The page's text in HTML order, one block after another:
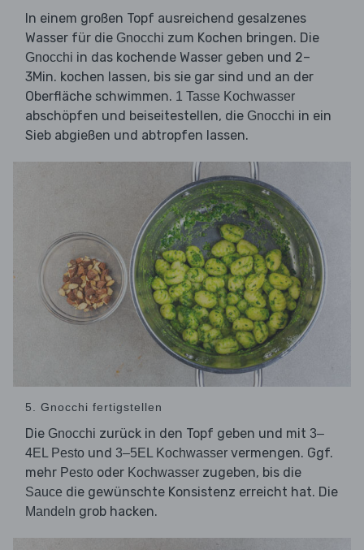
In einem großen Topf ausreichend gesalzenes
Wasser für die Gnocchi zum Kochen bringen. Die
Gnocchi in das kochende Wasser geben und 2–
3Min. kochen lassen, bis sie gar sind und an der
Oberfläche schwimmen. 1 Tasse Kochwasser
abschöpfen und beiseitestellen, die Gnocchi in ein
Sieb abgießen und abtropfen lassen.
5. Gnocchi fertigstellen
Die Gnocchi zurück in den Topf geben und mit 3–
4EL Pesto und 3–5EL Kochwasser vermengen. Ggf.
mehr Pesto oder Kochwasser zugeben, bis die
Sauce die gewünschte Konsistenz erreicht hat. Die
Mandeln grob hacken.